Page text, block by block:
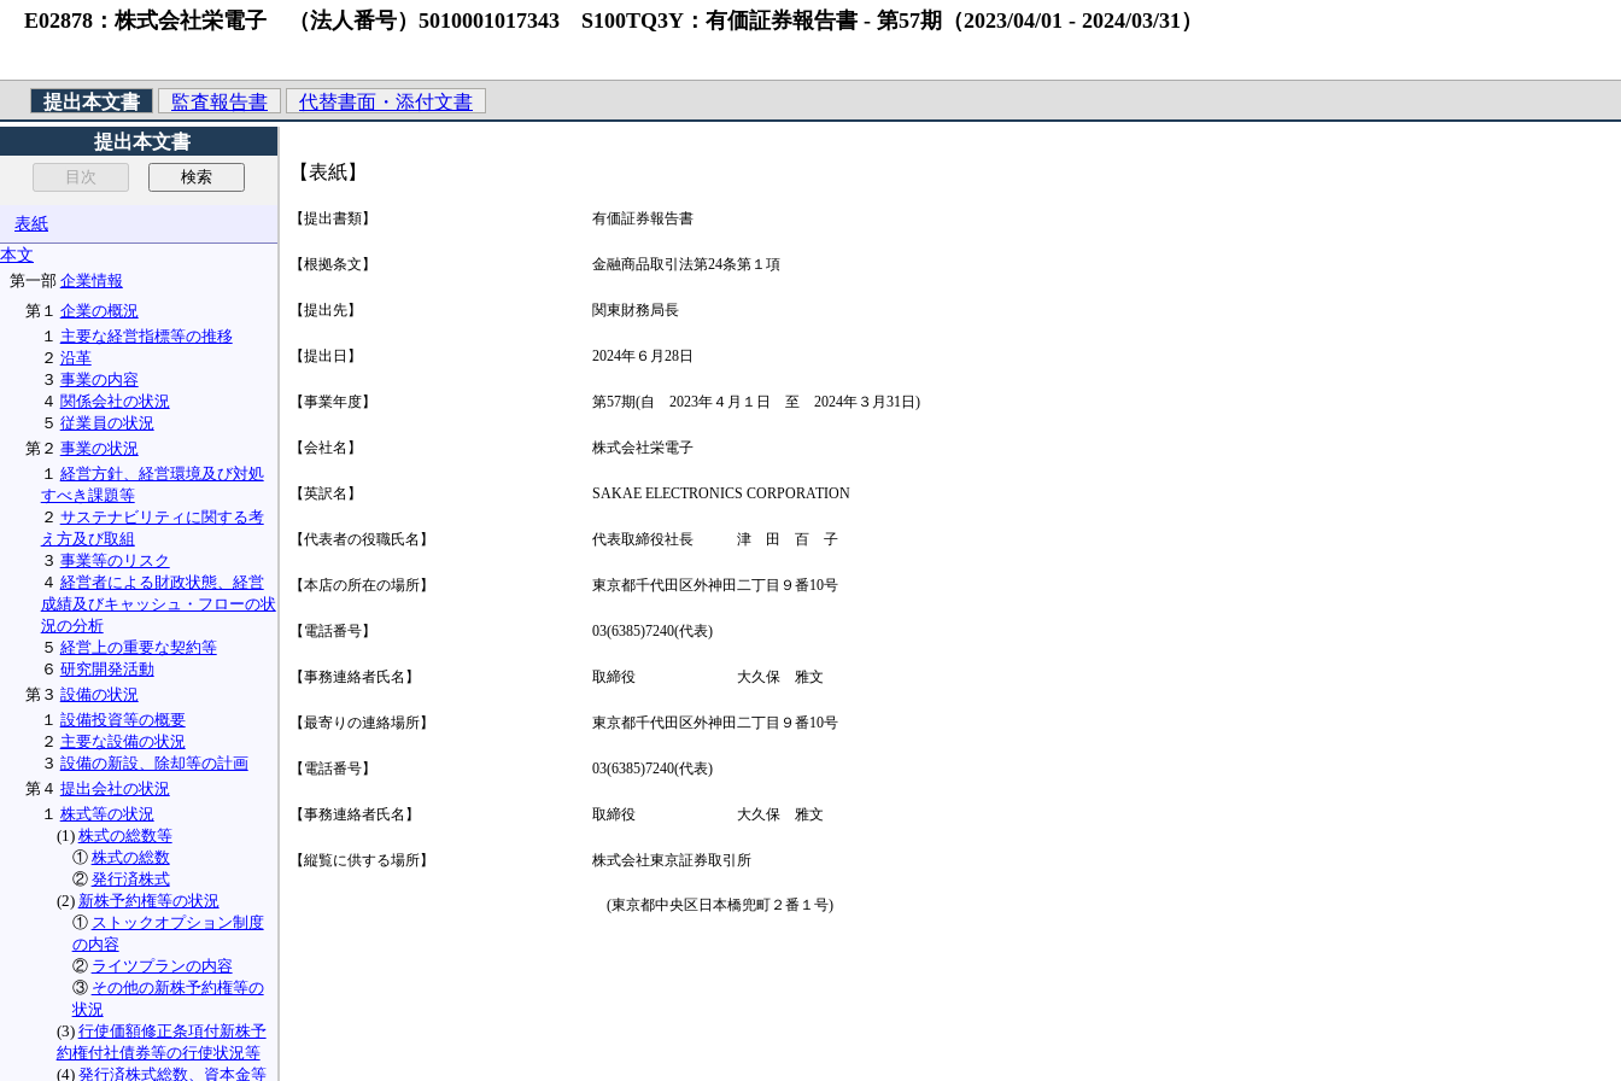
E02878：株式会社栄電子 （法人番号）5010001017343 S100TQ3Y：有価証券報告書 ‐ 第57期（2023/04/01 ‐ 2024/03/31）
提出本文書 監査報告書
代替書面・添付文書
提出本文書